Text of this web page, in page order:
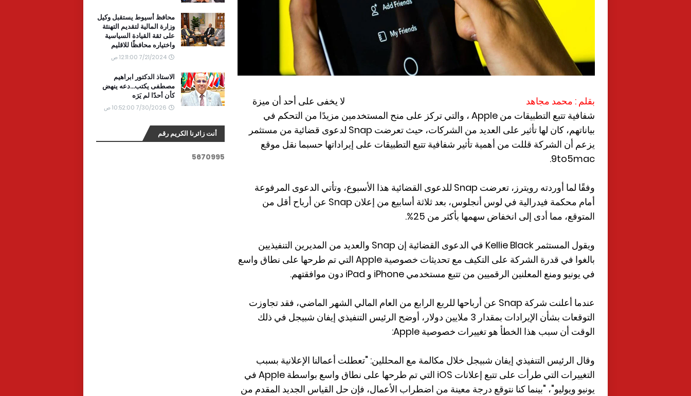
بقلم : محمد مجاهد
لا يخفى على أحد أن ميزة
شفافية تتبع التطبيقات من Apple ، والتي تركز على منح المستخدمين مزيدًا من التحكم في
بياناتهم، كان لها تأثير على العديد من الشركات، حيث تعرضت Snap لدعوى قضائية من مستثمر
يزعم أن الشركة قللت من أهمية تأثير شفافية تتبع التطبيقات على إيراداتها حسبما نقل موقع
9to5mac.
وفقًا لما أوردته رويترز، تعرضت Snap للدعوى القضائية هذا الأسبوع، وتأتي الدعوى المرفوعة
أمام محكمة فيدرالية في لوس أنجلوس، بعد ثلاثة أسابيع من إعلان Snap عن أرباح أقل من
المتوقع، مما أدى إلى انخفاض سهمها بأكثر من 25%.
ويقول المستثمر Kellie Black في الدعوى القضائية إن Snap والعديد من المديرين التنفيذيين
بالغوا في قدرة الشركة على التكيف مع تحديثات خصوصية Apple التي تم طرحها على نطاق واسع
في يونيو ومنع المعلنين الرقميين من تتبع مستخدمي iPhone و iPad دون موافقتهم.
عندما أعلنت شركة Snap عن أرباحها للربع الرابع من العام المالي الشهر الماضي، فقد تجاوزت
التوقعات بشأن الإيرادات بمقدار 3 ملايين دولار، أوضح الرئيس التنفيذي إيفان شبيجل في ذلك
الوقت أن سبب هذا الخطأ هو تغييرات خصوصية Apple:
وقال الرئيس التنفيذي إيفان شبيجل خلال مكالمة مع المحللين: "تعطلت أعمالنا الإعلانية بسبب
التغييرات التي طرأت على تتبع إعلانات iOS التي تم طرحها على نطاق واسع بواسطة Apple في
يونيو ويوليو"، "بينما كنا نتوقع درجة معينة من اضطراب الأعمال، فإن حل القياس الجديد المقدم من
محافظ أسيوط يستقبل وكيل
وزارة المالية لتقديم التهنئة
على ثقة القيادة السياسية
واختياره محافظًا للاقليم
7/21/2024 12:11:00 ص
الاستاذ الدكتور ابراهيم
مصطفى يكتب...دعه ينهض
كأن أحدًا لم يَرَه
7/30/2026 10:52:00 ص
أنت زائرنا الكريم رقم
5670995